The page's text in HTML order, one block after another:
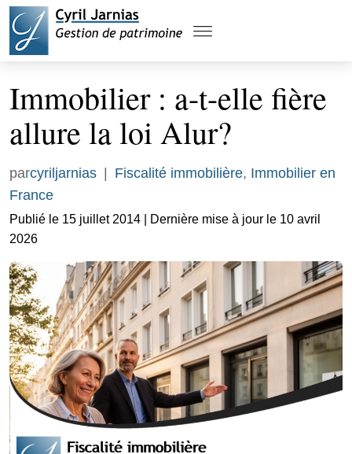
Immobilier : a-t-elle fière
allure la loi Alur?
parcyriljarnias Fiscalité immobilière, Immobilier en
France
Publié le 15 juillet 2014 | Dernière mise à jour le 10 avril
2026